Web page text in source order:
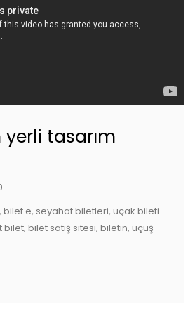
yerli tasarım
bilet e, seyahat biletleri, uçak bileti
bilet satış sitesi, biletin, uçuş